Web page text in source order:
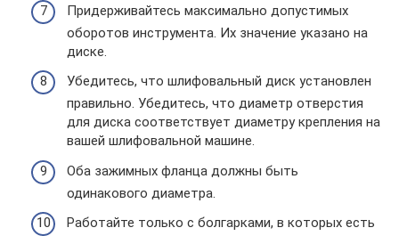
Придерживайтесь максимально допустимых
оборотов инструмента. Их значение указано на
диске.
Убедитесь, что шлифовальный диск установлен
правильно. Убедитесь, что диаметр отверстия
для диска соответствует диаметру крепления на
вашей шлифовальной машине.
Оба зажимных фланца должны быть
одинакового диаметра.
Работайте только с болгарками, в которых есть